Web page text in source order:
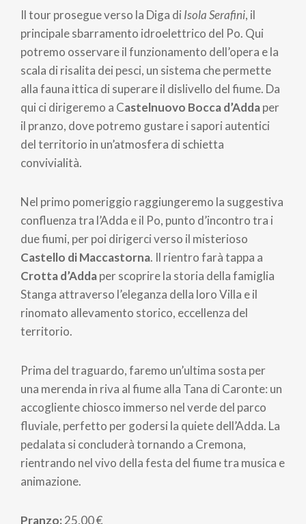
Il tour prosegue verso la Diga di Isola Serafini, il
principale sbarramento idroelettrico del Po. Qui
potremo osservare il funzionamento dell’opera e la
scala di risalita dei pesci, un sistema che permette
alla fauna ittica di superare il dislivello del fiume. Da
qui ci dirigeremo a Castelnuovo Bocca d’Addaper
il pranzo, dove potremo gustare i sapori autentici
del territorio in un’atmosfera di schietta
convivialità.
Nel primo pomeriggio raggiungeremo la suggestiva
confluenza tra l’Adda e il Po, punto d’incontro tra i
due fiumi, per poi dirigerci verso il misterioso
Castello di Maccastorna. Il rientro farà tappa a
Crotta d’Addaper scoprire la storia della famiglia
Stanga attraverso l’eleganza della loro Villa e il
rinomato allevamento storico, eccellenza del
territorio.
Prima del traguardo, faremo un’ultima sosta per
una merenda in riva al fiume alla Tana di Caronte: un
accogliente chiosco immerso nel verde del parco
fluviale, perfetto per godersi la quiete dell’Adda. La
pedalata si concluderà tornando a Cremona,
rientrando nel vivo della festa del fiume tra musica e
animazione.
Pranzo: 25,00 €